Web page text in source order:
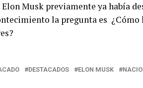
Musk previamente ya había
la pregunta es
DESTACADOS ELON MUSK